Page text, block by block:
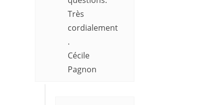
Très
cordialement
.
Cécile
Pagnon